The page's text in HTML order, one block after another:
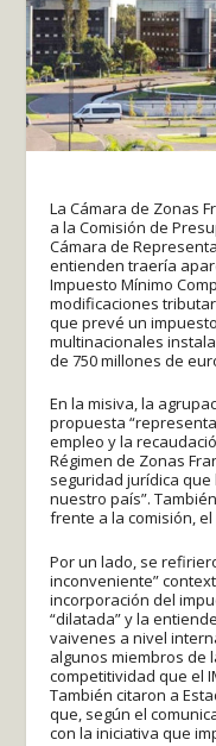
La Cámara de Zonas
a la Comisión de
Cámara de
entienden traería
Impuesto Mínimo
modificaciones
que prevé un
multinacionales
de 750 millones de
En la misiva, la
propuesta
empleo y la
Régimen de Zonas
seguridad jurídica
nuestro país”.
frente a la comisión,
Por un lado, se
inconveniente”
incorporación del
“dilatada” y la
vaivenes a nivel
algunos miembros de
competitividad que el
También citaron a
que, según el
con la iniciativa que